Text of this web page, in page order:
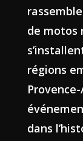
de motos
régions
Provence-
dans